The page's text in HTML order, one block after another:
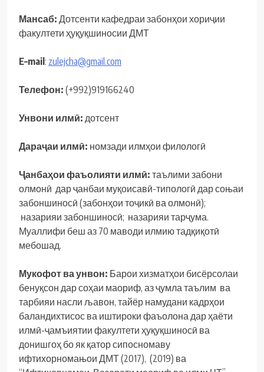
Мансаб: Дотсенти кафедраи забонҳои хориҷии
факултети ҳуқуқшиносии ДМТ
E–mail: zulejcha@gmail.com
Телефон: (+992)919166240
Унвони илмӣ: дотсент
Дараҷаи илмӣ: номзади илмҳои филологӣ
Ҷанбаҳои фаъолияти илмӣ: таълими забони
олмонӣ дар ҷанбаи муқоисавӣ-типологӣ дар соњаи
забоншиносӣ (забонҳои тоҷикӣ ва олмонӣ);
назарияи забоншиносӣ; назарияи тарҷума.
Муаллифи беш аз 70 маводи илмию тадқиқотӣ
мебошад.
Мукофот ва унвон: Барои хизматҳои бисёрсолаи
бенуқсон дар соҳаи маориф, аз ҷумла таълим ва
тарбияи насли љавон, тайёр намудани кадрҳои
баландихтисос ва иштироки фаъолона дар ҳаёти
илмӣ-ҷамъиятии факултети ҳуқуқшиносӣ ва
донишгоҳ бо як қатор сипосномаву
ифтихорномањои ДМТ (2017), (2019) ва